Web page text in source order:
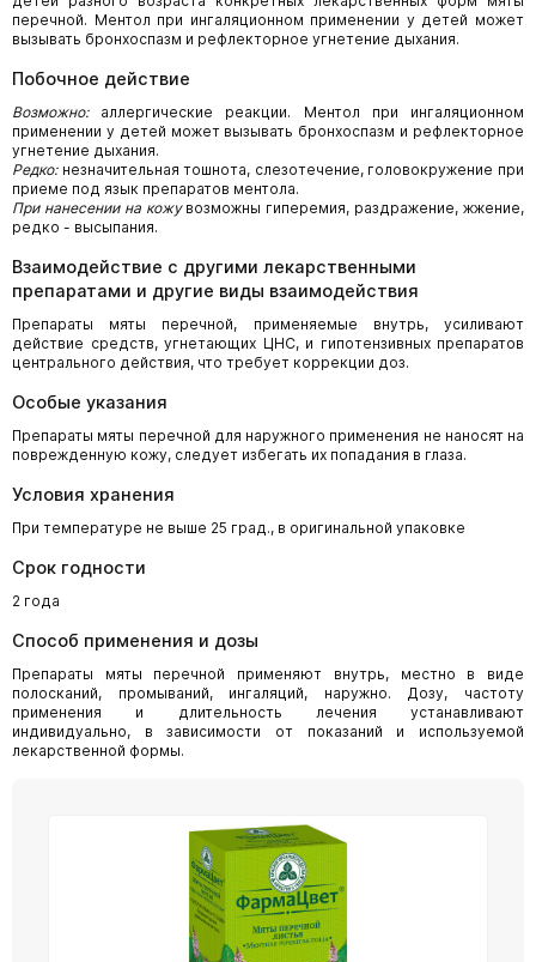
перечной. Ментол при ингаляционном применении у детей может
вызывать бронхоспазм и рефлекторное угнетение дыхания.
Побочное действие
Возможно:аллергические реакции. Ментол при ингаляционном
применении у детей может вызывать бронхоспазм и рефлекторное
угнетение дыхания.
Редко:незначительная тошнота, слезотечение, головокружение при
приеме под язык препаратов ментола.
При нанесении на кожувозможны гиперемия, раздражение, жжение,
редко - высыпания.
Взаимодействие с другими лекарственными
препаратами и другие виды взаимодействия
Препараты мяты перечной, применяемые внутрь, усиливают
действие средств, угнетающих ЦНС, и гипотензивных препаратов
центрального действия, что требует коррекции доз.
Особые указания
Препараты мяты перечной для наружного применения не наносят на
поврежденную кожу, следует избегать их попадания в глаза.
Условия хранения
При температуре не выше 25 град., в оригинальной упаковке
Срок годности
2 года
Способ применения и дозы
Препараты мяты перечной применяют внутрь, местно в виде
полосканий, промываний, ингаляций, наружно. Дозу, частоту
применения и длительность лечения устанавливают
индивидуально, в зависимости от показаний и используемой
лекарственной формы.